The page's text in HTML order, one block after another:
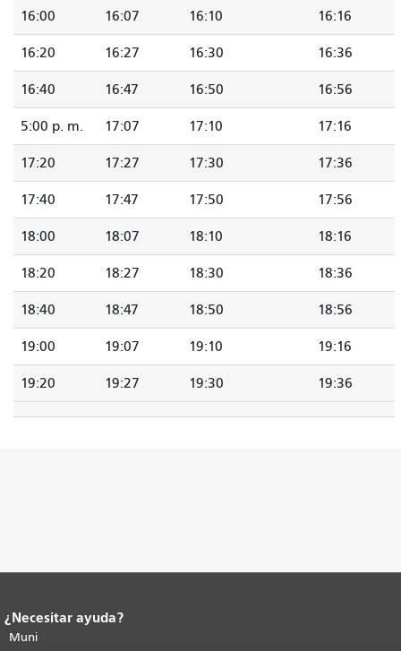
16:00 16:07 16:10 16:16
16:20 16:27 16:30 16:36
16:40 16:47 16:50 16:56
5:00 p. m. 17:07 17:10 17:16
17:20 17:27 17:30 17:36
17:40 17:47 17:50 17:56
18:00 18:07 18:10 18:16
18:20 18:27 18:30 18:36
18:40 18:47 18:50 18:56
19:00 19:07 19:10 19:16
19:20 19:27 19:30 19:36
Fin del contenido de la página.
de esta página se repite en todas las
¿Necesitar ayuda?
Muni